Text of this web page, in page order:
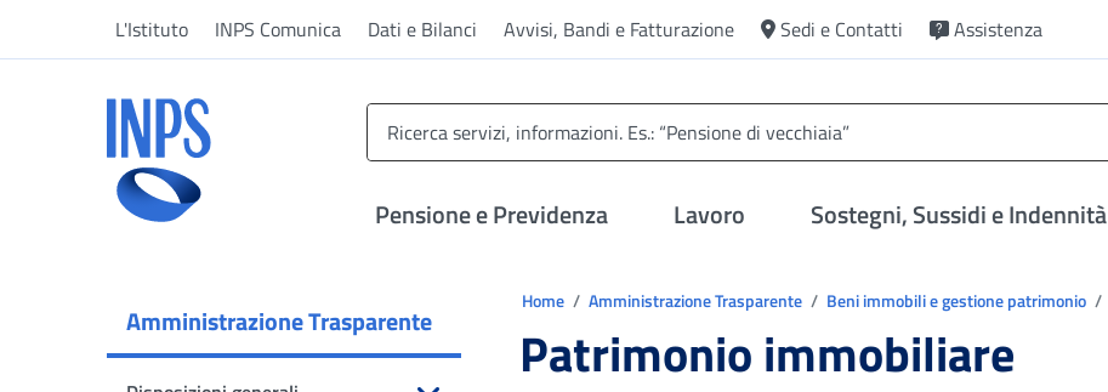
L'Istituto INPS Comunica Dati e Bilanci Avvisi, Bandi e Fatturazione Sedi e Contatti Assistenza
Pensione e Previdenza Lavoro Sostegni, Sussidi e Indennità
Amministrazione Trasparente
Home Amministrazione Trasparente Beni immobili e gestione patrimonio
Patrimonio immobiliare